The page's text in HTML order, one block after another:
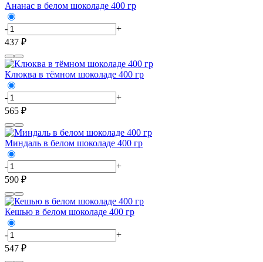
Ананас в белом шоколаде 400 гр
-
+
437 ₽
Клюква в тёмном шоколаде 400 гр
-
+
565 ₽
Миндаль в белом шоколаде 400 гр
-
+
590 ₽
Кешью в белом шоколаде 400 гр
-
+
547 ₽